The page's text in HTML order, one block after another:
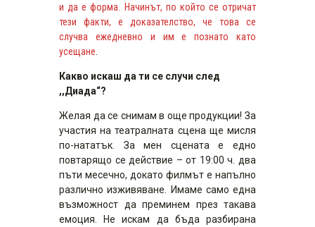
и да е форма. Начинът, по който се отричат
тези факти, е доказателство, че това се
случва ежедневно и им е познато като
усещане
Какво искаш да ти се случи след
,,Диада“?
Желая да се снимам в още продукции! За
участия на театралната сцена ще мисля
по-нататък. За мен сцената е едно
повтарящо се действие – от 19:00 ч. два
пъти месечно, докато филмът е напълно
различно изживяване. Имаме само една
възможност да преминем през такава
емоция. Не искам да бъда разбирана